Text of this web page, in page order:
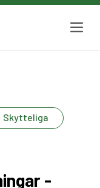
Skytteliga
-